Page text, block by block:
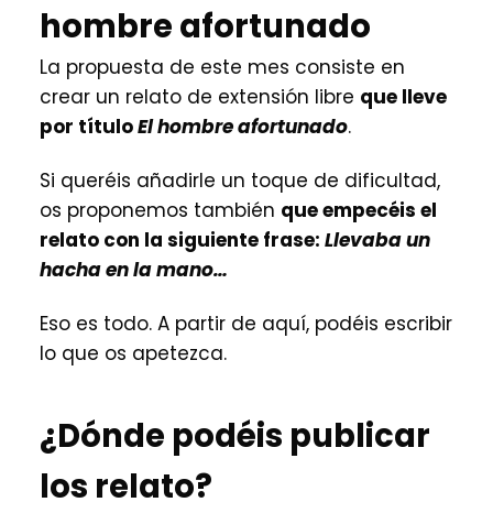
hombre afortunado
La propuesta de este mes consiste en
crear un relato de extensión libre que lleve
por títuloEl hombre afortunado.
Si queréis añadirle un toque de dificultad,
os proponemos también que empecéis el
relato con la siguiente frase: Llevaba un
hacha en la mano…
Eso es todo. A partir de aquí, podéis escribir
lo que os apetezca.
¿Dónde podéis publicar
los relato?